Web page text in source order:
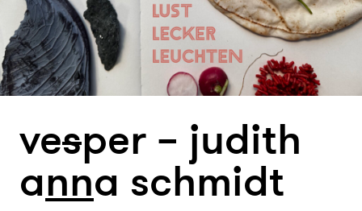
vesper – judith
anna schmidt